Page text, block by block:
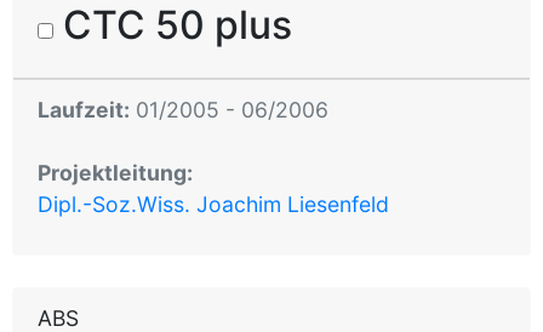
CTC 50 plus
Laufzeit: 01/2005 - 06/2006
Projektleitung:
Dipl.-Soz.Wiss. Joachim Liesenfeld
ABS